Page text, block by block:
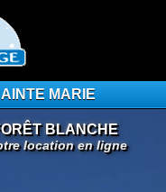
MARIE
BLANCHE
location en ligne